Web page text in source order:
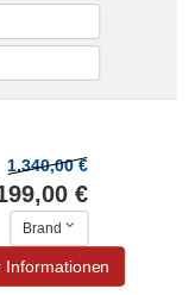
1.340,00 €
€
Brand
Informationen